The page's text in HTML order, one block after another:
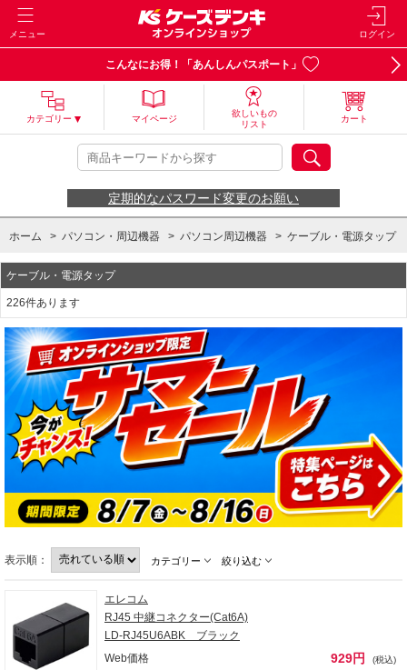
メニュー ログイン
こんなにお得！「あんしんパスポート」
カテゴリー マイページ
欲しいもの
リスト
カート
定期的なパスワード変更のお願い
ホーム > パソコン・周辺機器 > パソコン周辺機器 > ケーブル・電源タップ
ケーブル・電源タップ
226件あります
表示順： カテゴリー 絞り込む
エレコム
RJ45 中継コネクター(Cat6A)
LD-RJ45U6ABK ブラック
Web価格
929円 (税込)